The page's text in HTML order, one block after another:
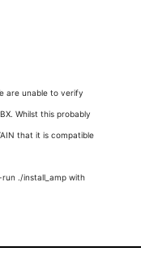
are unable to verify
Whilst this probably
that it is compatible
./install_amp with